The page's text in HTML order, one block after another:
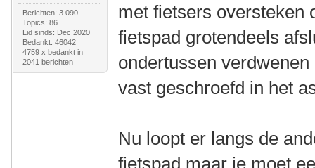
Berichten: 3.090
Topics: 86
Lid sinds: Dec 2020
Bedankt: 46042
4759 x bedankt in
2041 berichten
met fietsers oversteken
fietspad grotendeels
ondertussen
vast geschroefd in het
Nu loopt er langs de
fietspad maar je moet